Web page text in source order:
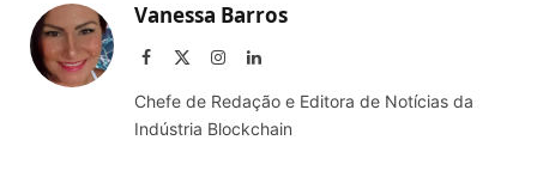
Vanessa Barros
Facebook InstagramLinkedIn
Chefe de Redação e Editora de Notícias da
Indústria Blockchain